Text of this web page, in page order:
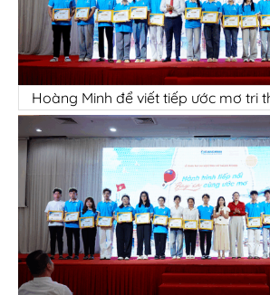
Hoàng Minh để viết tiếp ước mơ tri